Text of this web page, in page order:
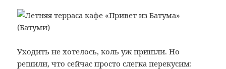
Уходить не хотелось, коль уж пришли. Но
решили, что сейчас просто слегка перекусим: